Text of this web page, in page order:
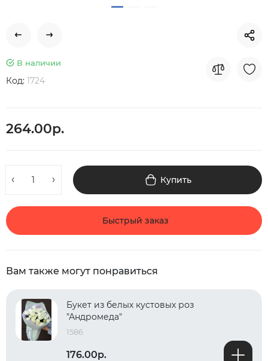
В наличии
Код: 1724
264.00р.
Купить
Быстрый заказ
Вам также могут понравиться
Букет из белых кустовых роз
"Андромеда"
1586
176.00р.